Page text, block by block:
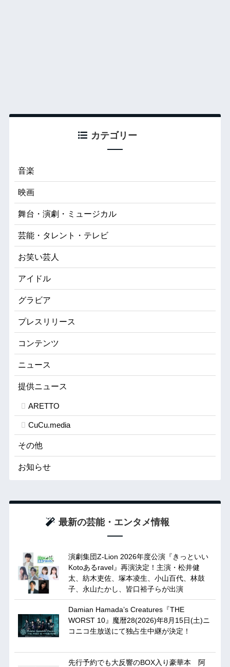
カテゴリー
音楽
映画
舞台・演劇・ミュージカル
芸能・タレント・テレビ
お笑い芸人
アイドル
グラビア
プレスリリース
コンテンツ
ニュース
提供ニュース
ARETTO
CuCu.media
その他
お知らせ
最新の芸能・エンタメ情報
演劇集団Z-Lion 2026年度公演『きっといい
Kotoあるravel』再演決定！主演・松井健
太、紡木吏佐、塚本凌生、小山百代、林鼓
子、永山たかし、皆口裕子らが出演
Damian Hamada’s Creatures『THE
WORST 10』魔暦28(2026)年8月15日(土)ニ
コニコ生放送にて独占生中継が決定！
先行予約でも大反響のBOX入り豪華本 阿